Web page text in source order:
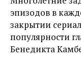
эпизодов в
закрытии
популярности
Бенедикта